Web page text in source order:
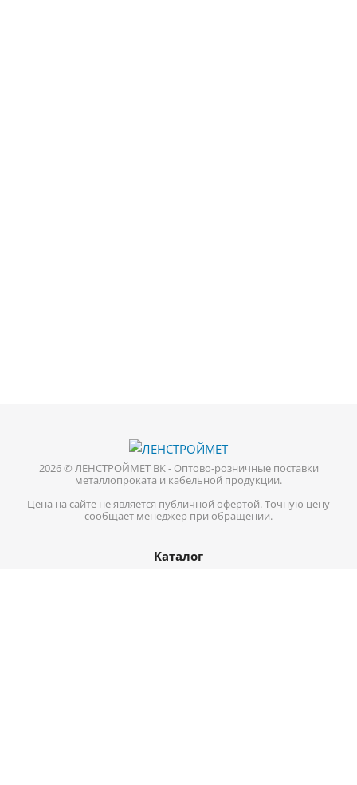
2026 © ЛЕНСТРОЙМЕТ ВК - Оптово-розничные поставки
металлопроката и кабельной продукции.
Цена на сайте не является публичной офертой. Точную цену
сообщает менеджер при обращении.
Каталог